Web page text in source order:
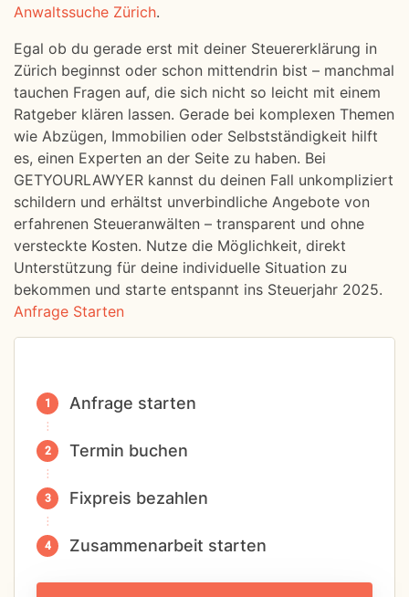
Anwaltssuche Zürich.
Egal ob du gerade erst mit deiner Steuererklärung in
Zürich beginnst oder schon mittendrin bist – manchmal
tauchen Fragen auf, die sich nicht so leicht mit einem
Ratgeber klären lassen. Gerade bei komplexen Themen
wie Abzügen, Immobilien oder Selbstständigkeit hilft
es, einen Experten an der Seite zu haben. Bei
GETYOURLAWYER kannst du deinen Fall unkompliziert
schildern und erhältst unverbindliche Angebote von
erfahrenen Steueranwälten – transparent und ohne
versteckte Kosten. Nutze die Möglichkeit, direkt
Unterstützung für deine individuelle Situation zu
bekommen und starte entspannt ins Steuerjahr 2025.
Anfrage Starten
Anfrage starten
Termin buchen
Fixpreis bezahlen
Zusammenarbeit starten